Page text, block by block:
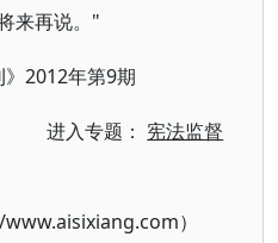
来再说。"
2012年第9期
进入专题： 宪法监督
）